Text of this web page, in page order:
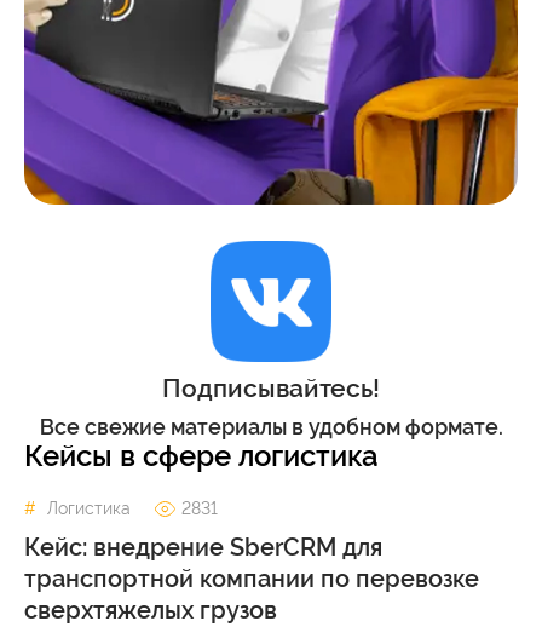
Подписывайтесь!
Все свежие материалы в удобном формате.
Кейсы в сфере логистика
Логистика 2831
Кейс: внедрение SberCRM для
транспортной компании по перевозке
сверхтяжелых грузов